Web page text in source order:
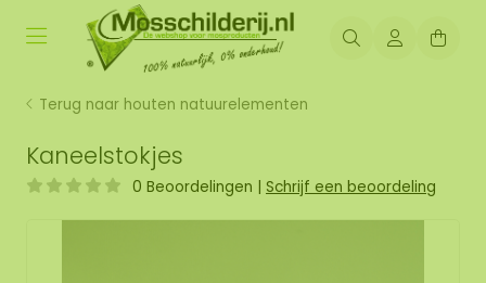
Terug naar houten natuurelementen
Kaneelstokjes
0 Beoordelingen | Schrijf een beoordeling